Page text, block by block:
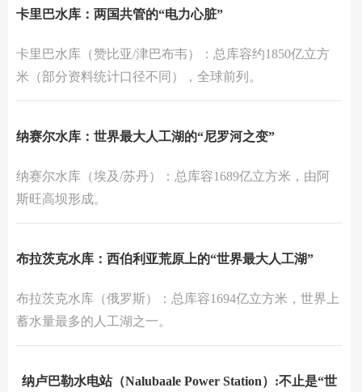
‌卡里巴水库‌：两国共管的“电力心脏”
‌卡里巴水库‌（赞比亚/津巴布韦）：总库容约‌1850亿立方
米‌（部分资料统计口径不同），全球前列。
纳赛尔水库：世界最大人工湖的“尼罗河之变”
‌纳赛尔水库‌（埃及/苏丹）：总库容‌1689亿立方米‌，由阿
斯旺高坝形成。
布拉茨克水库：西伯利亚荒原上的“世界最大人工湖”
‌布拉茨克水库‌（俄罗斯）：总库容‌1694亿立方米‌，世界上
蓄水量最多的人工湖之一。
纳卢巴勒水电站（Nalubaale Power Station）:不止是“世